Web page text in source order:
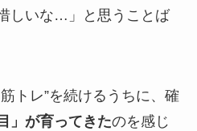
しいな…」と思うことば
トレ”を続けるうちに、確
」が育ってきたのを感じ